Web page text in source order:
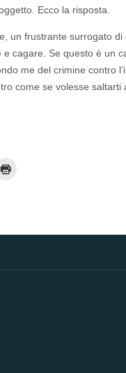
Ecco la risposta.
un frustrante surrogato
cagare. Se questo è un
me del crimine contro
come se volesse saltarti